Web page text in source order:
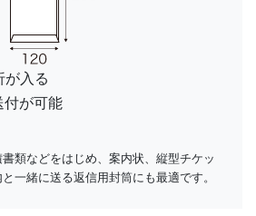
が入る
付が可能
類などをはじめ、案内状、縦型チケッ
一緒に送る返信用封筒にも最適です。